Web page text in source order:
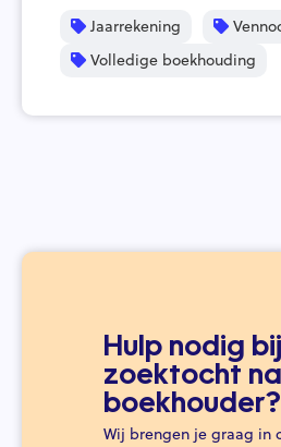
Jaarrekening
Volledige boekhouding
Hulp nodig
zoektocht
boekhouder?
Wij brengen je graag in